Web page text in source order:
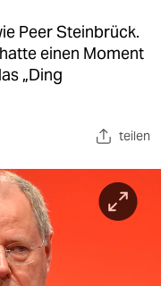
Peer Steinbrück.
einen Moment
„Ding
teilen